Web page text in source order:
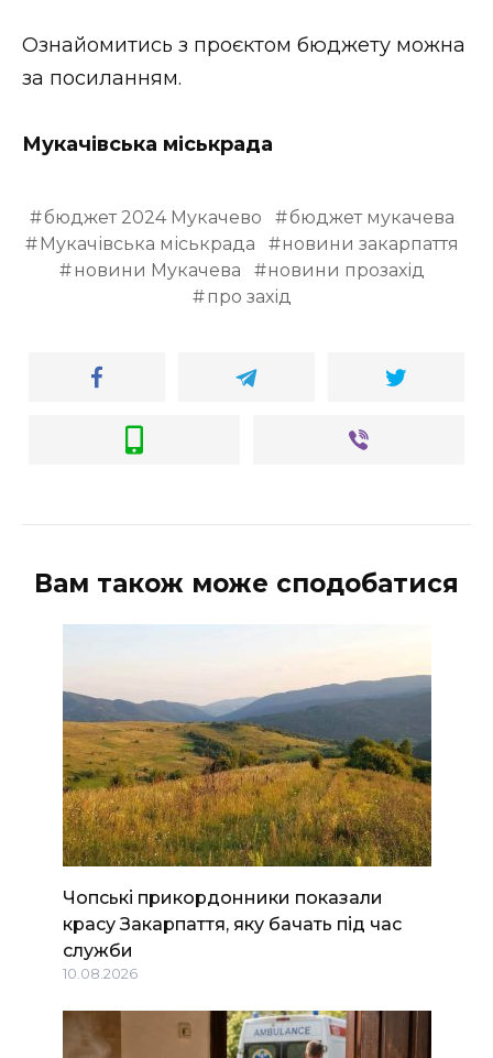
Ознайомитись з проєктом бюджету можна
за посиланням.
Мукачівська міськрада
бюджет 2024 Мукачево
бюджет мукачева
Мукачівська міськрада
новини закарпаття
новини Мукачева
новини прозахід
про захід
Вам також може сподобатися
Чопські прикордонники показали
красу Закарпаття, яку бачать під час
служби
10.08.2026